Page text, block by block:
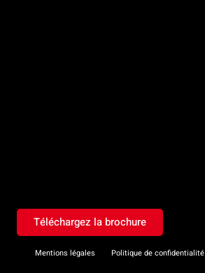
Téléchargez la brochure
Mentions légales Politique de confidentialité